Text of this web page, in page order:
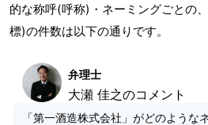
的な称呼(呼称)・ネーミングごとの
標)の件数は以下の通りです。
弁理士
大瀬 佳之のコメント
「第一酒造株式会社」がどのような